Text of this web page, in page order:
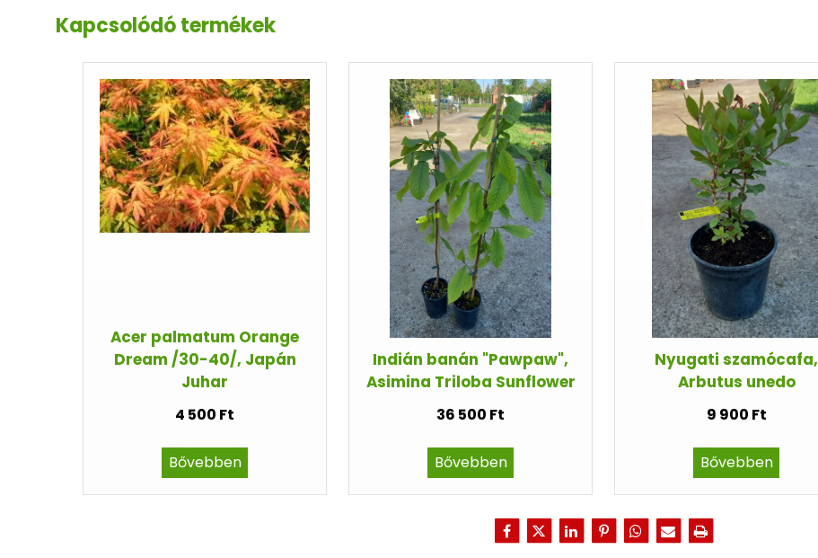
Kapcsolódó termékek
Acer palmatum Orange
Dream /30-40/, Japán
Juhar
4 500 Ft
Bővebben
Indián banán "Pawpaw",
Asimina Triloba Sunflower
36 500 Ft
Bővebben
Nyugati szamócafa,
Arbutus unedo
9 900 Ft
Bővebben